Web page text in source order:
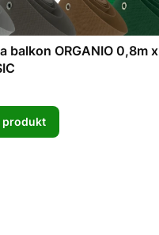
balkon ORGANIO 0,8m x
produkt